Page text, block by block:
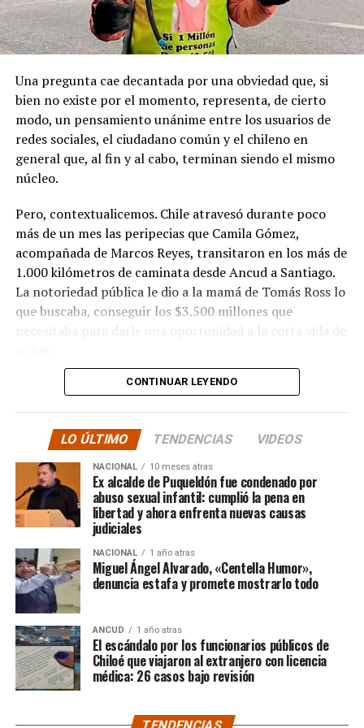
de estas tierras patagónicas donde izaron la bandera
nacional declarando este territorio como parte de Chile.
Una pregunta cae decantada por una obviedad que, si
bien no existe por el momento, representa, de cierto
modo, un pensamiento unánime entre los usuarios de
redes sociales, el ciudadano común y el chileno en
general que, al fin y al cabo, terminan siendo el mismo
núcleo.
Pero, contextualicemos. Chile atravesó durante poco
más de un mes las peripecias que Camila Gómez,
acompañada de Marcos Reyes, transitaron en los más de
1.000 kilómetros de caminata desde Ancud a Santiago.
La notoriedad pública le dio a la mamá de Tomás Ross lo
que buscaba, conseguir los $3.500 millones que
necesitaba para darle una oportunidad a la corta vida de
La solidaridad y empatía de los chilenos en cada paso
sino que se superó con creces. De hecho, el último
cómputo dado a conocer reveló la suma total de
$3.689.545.200.
Según Camila Gómez, el excedente de casi $200
millones sería destinadopara los costos médicos
asociados al suministro del Elevidys «porque los 3.500
millonessolo incluye el frasco del fármaco y no los
otros gastos relacionados con los tres meses del
tratamiento
«, indicó a Meganonoticias.cl
Pero, volviendo al principio, damos curso a una solicitud
imposible de especificar con exactitud pero que un
simple chequeo de los ánimos de la gente, se puede ver
como un anhelo mayúsculo el hecho de que esos casi
$200 millones sean destinados para Dante Jara, el
CONTINUAR LEYENDO
LO ÚLTIMO TENDENCIAS VIDEOS
NACIONAL 10 meses atras
Ex alcalde de Puqueldón fue condenado por
abuso sexual infantil: cumplió la pena en
libertad y ahora enfrenta nuevas causas
judiciales
NACIONAL 1 año atras
Miguel Ángel Alvarado, «Centella Humor»,
denuncia estafa y promete mostrarlo todo
ANCUD 1 año atras
El escándalo por los funcionarios públicos de
Chiloé que viajaron al extranjero con licencia
médica: 26 casos bajo revisión